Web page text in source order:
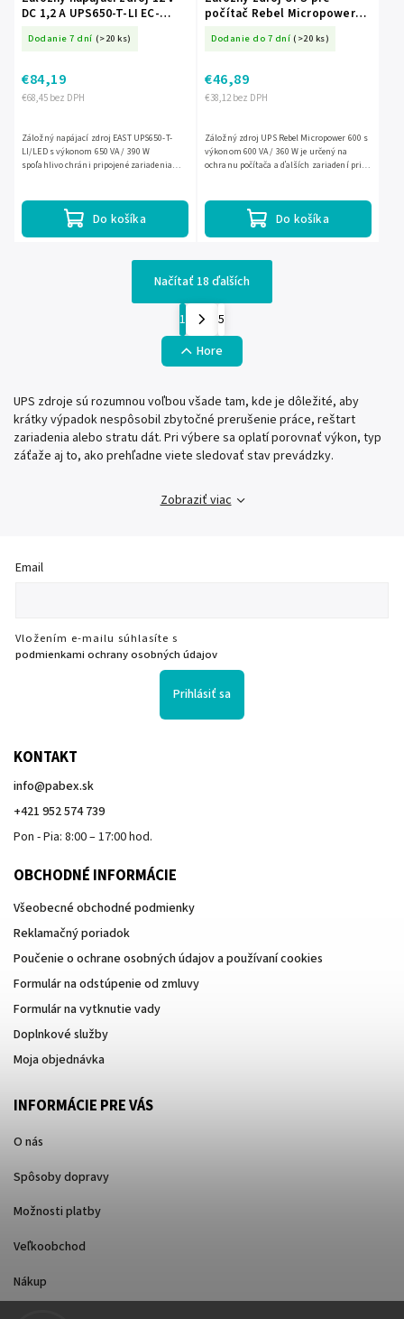
DC 1,2 A UPS650-T-LI EC-
Dodanie 7 dní (>20 ks)
€68,45 bez DPH
€84,19
Do košíka
Záložný napájací zdroj EAST UPS650-T-
LI/LED s výkonom 650 VA / 390 W
spoľahlivo chráni pripojené zariadenia
počítač Rebel Micropower
Dodanie do 7 dní (>20 ks)
€38,12 bez DPH
€46,89
Do košíka
Záložný zdroj UPS Rebel Micropower 600 s
výkonom 600 VA / 360 W je určený na
ochranu počítača a ďalších zariadení pri
Načítať 18 ďalších
1
5
Hore
UPS zdroje sú rozumnou voľbou všade tam, kde je dôležité, aby
krátky výpadok nespôsobil zbytočné prerušenie práce, reštart
zariadenia alebo stratu dát. Pri výbere sa oplatí porovnať výkon, typ
záťaže aj to, ako prehľadne viete sledovať stav prevádzky.
Zobraziť viac
Email
Vložením e-mailu súhlasíte s
podmienkami ochrany osobných údajov
Prihlásiť sa
KONTAKT
info@pabex.sk
+421 952 574 739
Pon - Pia: 8:00 – 17:00 hod.
OBCHODNÉ INFORMÁCIE
Všeobecné obchodné podmienky
Reklamačný poriadok
Poučenie o ochrane osobných údajov a používaní cookies
Formulár na odstúpenie od zmluvy
Formulár na vytknutie vady
Doplnkové služby
Moja objednávka
INFORMÁCIE PRE VÁS
O nás
Spôsoby dopravy
Možnosti platby
Veľkoobchod
Nákup